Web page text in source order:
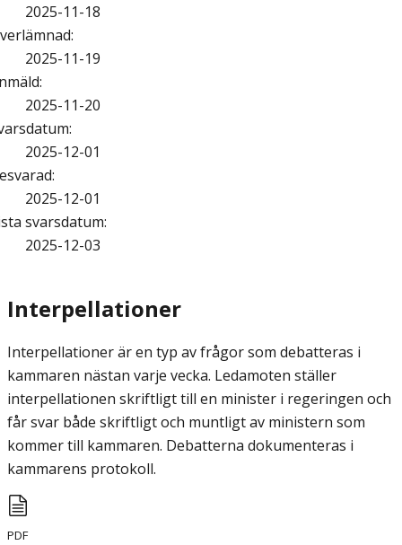
2025-11-18
:
2025-11-19
:
2025-11-20
:
2025-12-01
:
2025-12-01
svarsdatum:
2025-12-03
Interpellationer
Interpellationer är en typ av frågor som debatteras i
kammaren nästan varje vecka. Ledamoten ställer
interpellationen skriftligt till en minister i regeringen och
får svar både skriftligt och muntligt av ministern som
kommer till kammaren. Debatterna dokumenteras i
kammarens protokoll.
PDF